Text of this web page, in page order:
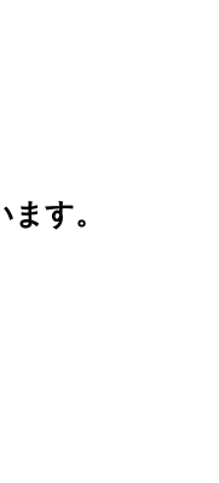
す。